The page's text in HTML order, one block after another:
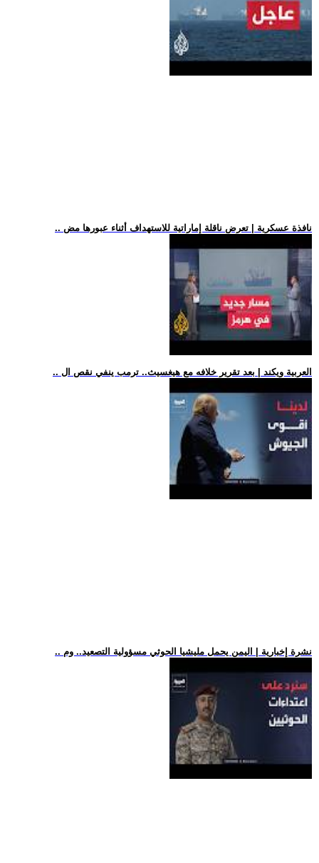
.. نافذة عسكرية | تعرض ناقلة إماراتية للاستهداف أثناء عبورها مض
.. العربية ويكند | بعد تقرير خلافه مع هيغسيث.. ترمب ينفي نقص ال
.. نشرة إخبارية | اليمن يحمل مليشيا الحوثي مسؤولية التصعيد.. وم